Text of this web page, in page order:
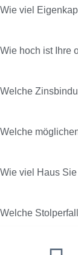
Wie viel
Wie hoch ist Ihre
Welche
Welche
Wie viel Haus
Welche